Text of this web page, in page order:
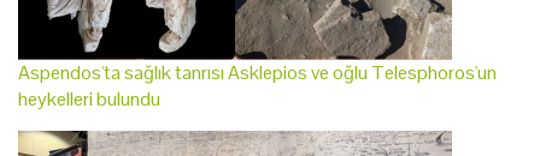
Aspendos'ta sağlık tanrısı Asklepios ve oğlu Telesphoros'un
heykelleri bulundu